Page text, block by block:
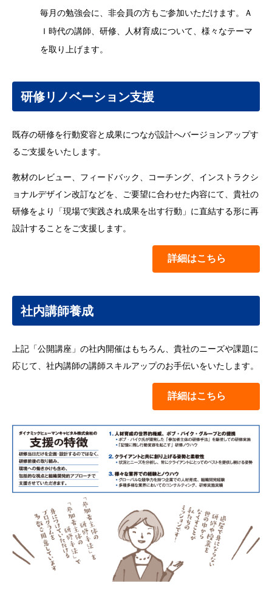
毎月の勉強会に、非会員の方もご参加いただけます。Ａ
Ｉ時代の講師、研修、人材育成について、様々なテーマ
を取り上げます。
研修リノベーション支援
既存の研修を行動変容と成果につなが設計へバージョンアップす
るご支援をいたします。
教材のレビュー、フィードバック、コーチング、インストラクシ
ョナルデザイン改訂などを、ご要望に合わせた内容にて、貴社の
研修をより「現場で実践され成果を出す行動」に直結する形に再
設計することをご支援します。
詳細はこちら
社内講師養成
上記「公開講座」の社内開催はもちろん、貴社のニーズや課題に
応じて、社内講師の講師スキルアップのお手伝いをいたします。
詳細はこちら